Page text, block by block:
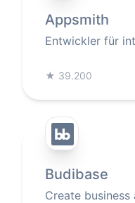
Appsmith
Entwickler für
★ 39.200
Budibase
Create